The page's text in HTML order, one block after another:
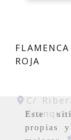
Este
propias
ROJA
C/